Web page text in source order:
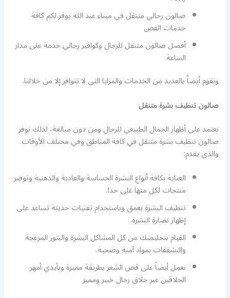
صالون رحالي متنقل في ميناء عبد الله يوفر لكم كافة
خدمات القص
أفضل صالون متنقل للرجال وكوافير رجالي خدمة على مدار
الساعة
ونقوم أيضاً بالعديد من الخدمات والمزايا التي لا تتوافر إلا من خلالنا.
صالون تنظيف بشرة متنقل
نعتمد على أظهار الجمال الطبيعي للرجال ومن دون مبالغة، لذلك نوفر
صالون تنظيف بشرة متنقل في كافة المناطق وفي مختلف الأوقات
والذي يقدم:
العناية بكافة أنواع البشرة الحساسة والعادية والدهنية وتوفير
منتجات لكل منها على حدا.
تنظيف البشرة بعمق وباستخدام تقنيات حديثة تساعد على
إظهار نضارة البشرة.
القيام بتخليصك من كل المشاكل البشرة والبثور المزعجة
والتشققات بمواد آمنة وصحية.
نعمل أيضاً على قص الشعر بطريقة مميزة وبأيدي أمهر
الحلاقين عبر حلاق رجال خبير ومميز